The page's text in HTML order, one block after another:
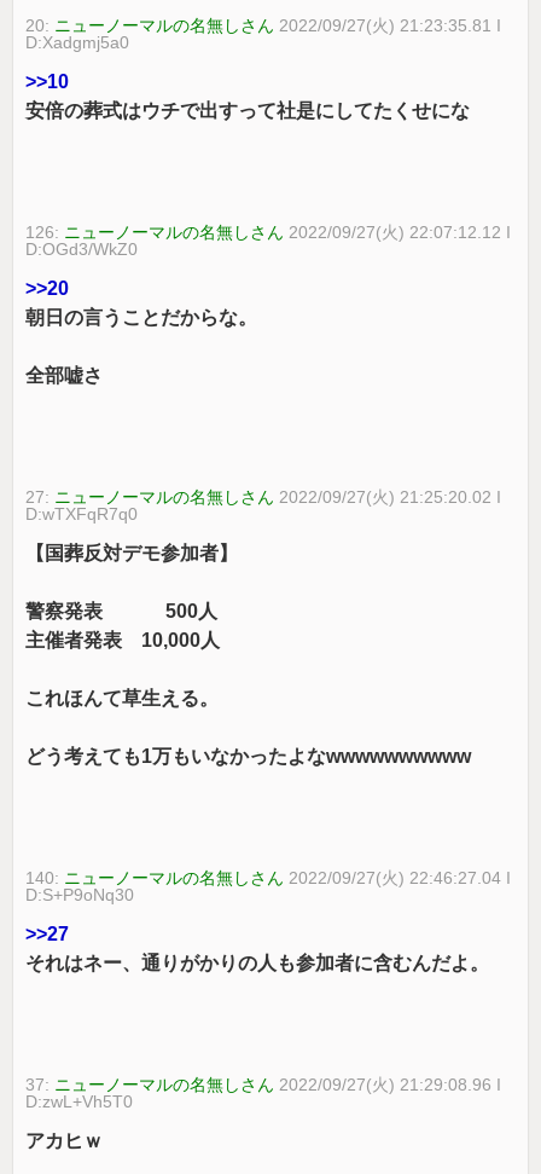
20: ニューノーマルの名無しさん 2022/09/27(火) 21:23:35.81 I
D:Xadgmj5a0
>>10
安倍の葬式はウチで出すって社是にしてたくせにな
126: ニューノーマルの名無しさん 2022/09/27(火) 22:07:12.12 I
D:OGd3/WkZ0
>>20
朝日の言うことだからな。
全部嘘さ
27: ニューノーマルの名無しさん 2022/09/27(火) 21:25:20.02 I
D:wTXFqR7q0
【国葬反対デモ参加者】
警察発表 500人
主催者発表 10,000人
これほんて草生える。
どう考えても1万もいなかったよなwwwwwwwwww
140: ニューノーマルの名無しさん 2022/09/27(火) 22:46:27.04 I
D:S+P9oNq30
>>27
それはネー、通りがかりの人も参加者に含むんだよ。
37: ニューノーマルの名無しさん 2022/09/27(火) 21:29:08.96 I
D:zwL+Vh5T0
アカヒｗ